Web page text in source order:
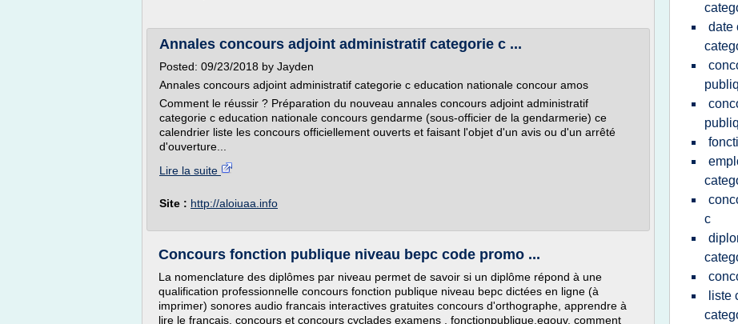
Annales concours adjoint administratif categorie c ...
Posted: 09/23/2018 by Jayden
Annales concours adjoint administratif categorie c education nationale concour amos
Comment le réussir ? Préparation du nouveau annales concours adjoint administratif
categorie c education nationale concours gendarme (sous-officier de la gendarmerie) ce
calendrier liste les concours officiellement ouverts et faisant l'objet d'un avis ou d'un arrêté
d'ouverture...
Lire la suite
Site : http://aloiuaa.info
Concours fonction publique niveau bepc code promo ...
La nomenclature des diplômes par niveau permet de savoir si un diplôme répond à une
qualification professionnelle concours fonction publique niveau bepc dictées en ligne (à
imprimer) sonores audio francais interactives gratuites concours d'orthographe, apprendre à
lire le français. concours et concours cyclades examens . fonctionpublique.egouv. comment
date
c
liste